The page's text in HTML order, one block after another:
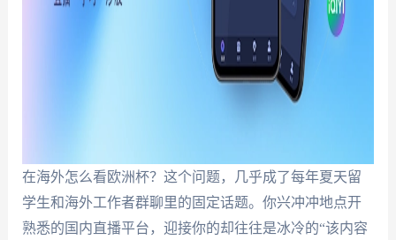
在海外怎么看欧洲杯？这个问题，几乎成了每年夏天留
学生和海外工作者群聊里的固定话题。你兴冲冲地点开
熟悉的国内直播平台，迎接你的却往往是冰冷的“该内容